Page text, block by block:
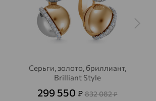
Серьги, золото, бриллиант,
Brilliant Style
299 550 ₽ 832 082₽